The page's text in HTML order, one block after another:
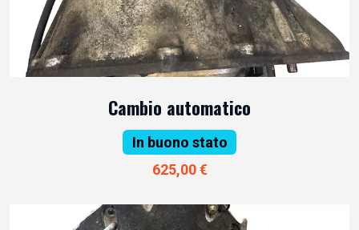
Cambio automatico
In buono stato
625,00 €